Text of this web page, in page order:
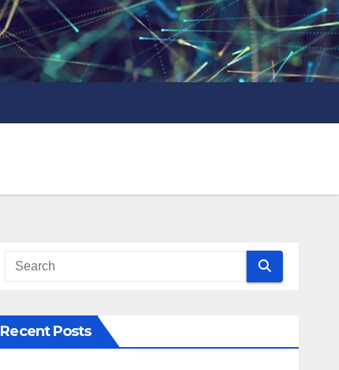
Recent Posts